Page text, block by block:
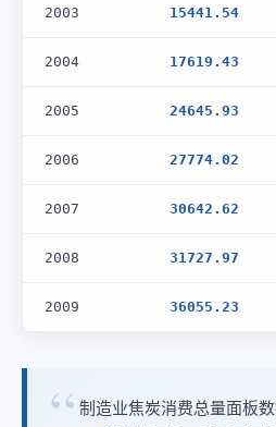
2003 15441.54
2004 17619.43
2005 24645.93
2006 27774.02
2007 30642.62
2008 31727.97
2009 36055.23
制造业焦炭消费总量面板